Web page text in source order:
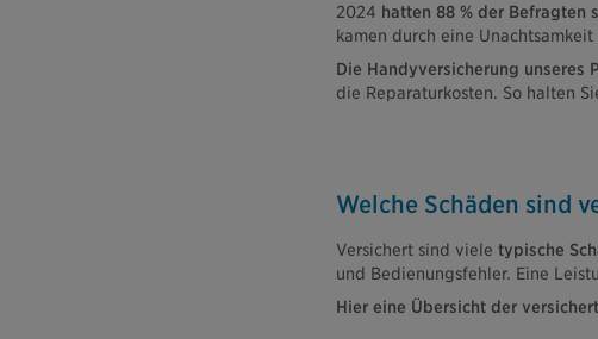
2024 hatten 88 % der Befragten
kamen durch eine
Die Handyversicherung unseres
die Reparaturkosten. So halten
Welche Schäden sind
Versichert sind viele typische
und Bedienungsfehler. Eine
Hier eine Übersicht der